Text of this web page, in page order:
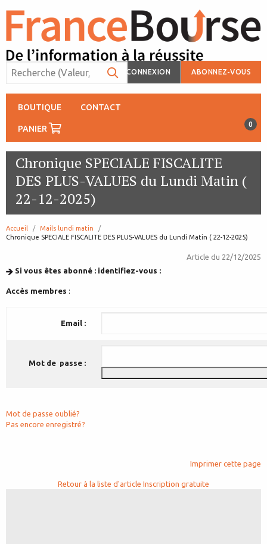
CONNEXION ABONNEZ-VOUS
BOUTIQUE CONTACT
PANIER 0
Chronique SPECIALE FISCALITE
DES PLUS-VALUES du Lundi Matin (
22-12-2025)
Accueil
Mails lundi matin
page:
Chronique SPECIALE FISCALITE DES PLUS-VALUES du Lundi Matin ( 22-12-2025)
Article du 22/12/2025
Si vous êtes abonné : identifiez-vous :
Accès membres :
Email :
Mot de passe :
Mot de passe oublié?
Pas encore enregistré?
Imprimer cette page
Retour à la liste d'article Inscription gratuite